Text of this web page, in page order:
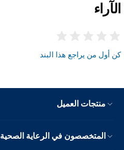
الآراء
كن أول من يراجع هذا البند
منتجات العميل
المتخصصون في الرعاية الصحية